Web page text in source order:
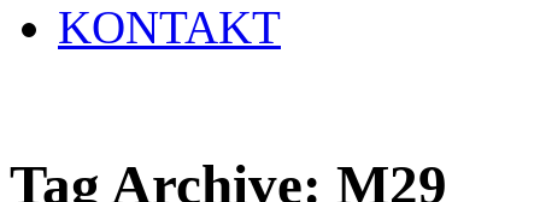
KONTAKT
Tag Archive: M29